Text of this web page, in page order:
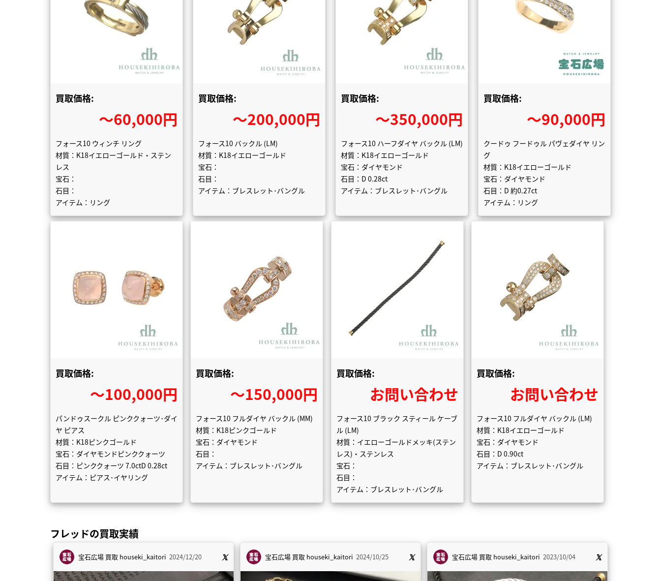
買取価格:
〜60,000円
フォース10 ウィンチ リング
材質：K18イエローゴールド・ステン
レス
宝石：
石目：
アイテム：リング
買取価格:
〜200,000円
フォース10 バックル (LM)
材質：K18イエローゴールド
宝石：
石目：
アイテム：ブレスレット･バングル
買取価格:
〜350,000円
フォース10 ハーフダイヤ バックル (LM)
材質：K18イエローゴールド
宝石：ダイヤモンド
石目：D 0.28ct
アイテム：ブレスレット･バングル
買取価格:
〜90,000円
クードゥ フードゥル パヴェダイヤ リン
グ
材質：K18イエローゴールド
宝石：ダイヤモンド
石目：D 約0.27ct
アイテム：リング
買取価格:
〜100,000円
パンドゥスークル ピンククォーツ･ダイ
ヤ ピアス
材質：K18ピンクゴールド
宝石：ダイヤモンドピンククォーツ
石目：ピンククォーツ 7.0ctD 0.28ct
アイテム：ピアス･イヤリング
買取価格:
〜150,000円
フォース10 フルダイヤ バックル (MM)
材質：K18ピンクゴールド
宝石：ダイヤモンド
石目：
アイテム：ブレスレット･バングル
買取価格:
お問い合わせ
フォース10 ブラック スティール ケーブ
ル (LM)
材質：イエローゴールドメッキ(ステン
レス)・ステンレス
宝石：
石目：
アイテム：ブレスレット･バングル
買取価格:
お問い合わせ
フォース10 フルダイヤ バックル (LM)
材質：K18イエローゴールド
宝石：ダイヤモンド
石目：D 0.90ct
アイテム：ブレスレット･バングル
フレッドの買取実績
宝石広場 買取 houseki_kaitori 2024/12/20 宝石広場 買取 houseki_kaitori 2024/10/25 宝石広場 買取 houseki_kaitori 2023/10/04